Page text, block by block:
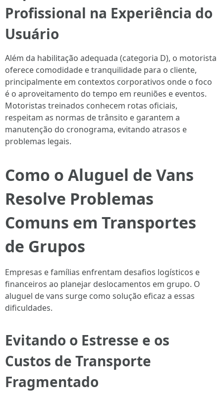
Profissional na Experiência do
Usuário
Além da habilitação adequada (categoria D), o motorista
oferece comodidade e tranquilidade para o cliente,
principalmente em contextos corporativos onde o foco
é o aproveitamento do tempo em reuniões e eventos.
Motoristas treinados conhecem rotas oficiais,
respeitam as normas de trânsito e garantem a
manutenção do cronograma, evitando atrasos e
problemas legais.
Como o Aluguel de Vans
Resolve Problemas
Comuns em Transportes
de Grupos
Empresas e famílias enfrentam desafios logísticos e
financeiros ao planejar deslocamentos em grupo. O
aluguel de vans surge como solução eficaz a essas
dificuldades.
Evitando o Estresse e os
Custos de Transporte
Fragmentado